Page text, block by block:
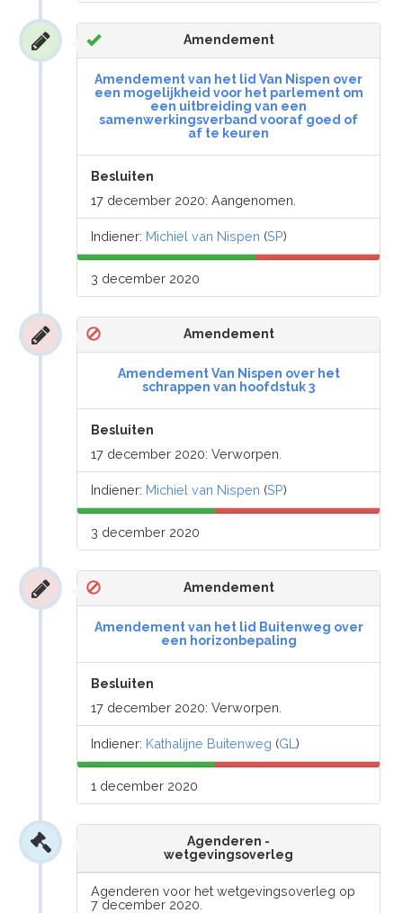
Amendement
Amendement van het lid Van Nispen over
een mogelijkheid voor het parlement om
een uitbreiding van een
samenwerkingsverband vooraf goed of
af te keuren
Besluiten
17 december 2020: Aangenomen.
Indiener: Michiel van Nispen (SP)
3 december 2020
Amendement
Amendement Van Nispen over het
schrappen van hoofdstuk 3
Besluiten
17 december 2020: Verworpen.
Indiener: Michiel van Nispen (SP)
3 december 2020
Amendement
Amendement van het lid Buitenweg over
een horizonbepaling
Besluiten
17 december 2020: Verworpen.
Indiener: Kathalijne Buitenweg (GL)
1 december 2020
Agenderen -
wetgevingsoverleg
Agenderen voor het wetgevingsoverleg op
7 december 2020.